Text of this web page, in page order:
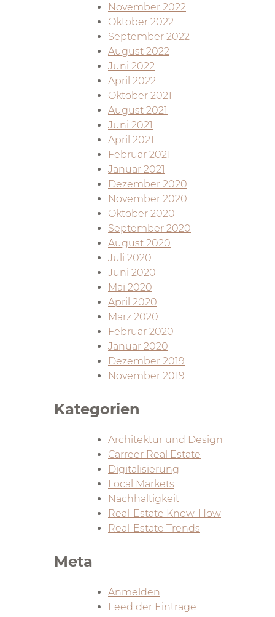
November 2022
Oktober 2022
September 2022
August 2022
Juni 2022
April 2022
Oktober 2021
August 2021
Juni 2021
April 2021
Februar 2021
Januar 2021
Dezember 2020
November 2020
Oktober 2020
September 2020
August 2020
Juli 2020
Juni 2020
Mai 2020
April 2020
März 2020
Februar 2020
Januar 2020
Dezember 2019
November 2019
Kategorien
Architektur und Design
Carreer Real Estate
Digitalisierung
Local Markets
Nachhaltigkeit
Real-Estate Know-How
Real-Estate Trends
Meta
Anmelden
Feed der Einträge